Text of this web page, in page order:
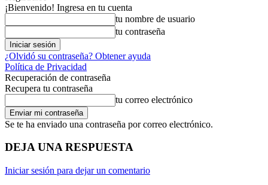
¡Bienvenido! Ingresa en tu cuenta
tu nombre de usuario
tu contraseña
¿Olvidó su contraseña? Obtener ayuda
Política de Privacidad
Recuperación de contraseña
Recupera tu contraseña
tu correo electrónico
Se te ha enviado una contraseña por correo electrónico.
DEJA UNA RESPUESTA
Iniciar sesión para dejar un comentario